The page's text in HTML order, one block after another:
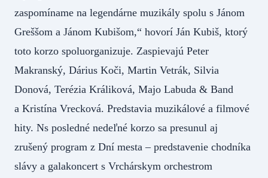
zaspomíname na legendárne muzikály spolu s Jánom
Greššom a Jánom Kubišom,“ hovorí Ján Kubiš, ktorý
toto korzo spoluorganizuje. Zaspievajú Peter
Makranský, Dárius Koči, Martin Vetrák, Silvia
Donová, Terézia Králiková, Majo Labuda & Band
a Kristína Vrecková. Predstavia muzikálové a filmové
hity. Ns posledné nedeľné korzo sa presunul aj
zrušený program z Dní mesta – predstavenie chodníka
slávy a galakoncert s Vrchárskym orchestrom